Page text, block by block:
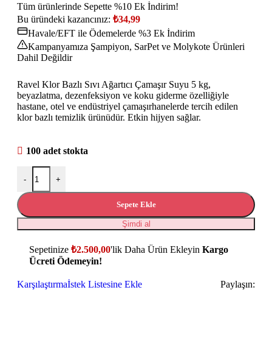
Tüm ürünlerinde Sepette %10 Ek İndirim!
Bu üründeki kazancınız: ₺34,99
Havale/EFT ile Ödemelerde %3 Ek İndirim
Kampanyamıza Şampiyon, SarPet ve Molykote Ürünleri
Dahil Değildir
Ravel Klor Bazlı Sıvı Ağartıcı Çamaşır Suyu 5 kg,
beyazlatma, dezenfeksiyon ve koku giderme özelliğiyle
hastane, otel ve endüstriyel çamaşırhanelerde tercih edilen
klor bazlı temizlik ürünüdür. Etkin hijyen sağlar.
100 adet stokta
- +
Sepete Ekle
Şimdi al
Sepetinize ₺2.500,00'lik Daha Ürün Ekleyin Kargo
Ücreti Ödemeyin!
Karşılaştırmaİstek Listesine Ekle Paylaşın: